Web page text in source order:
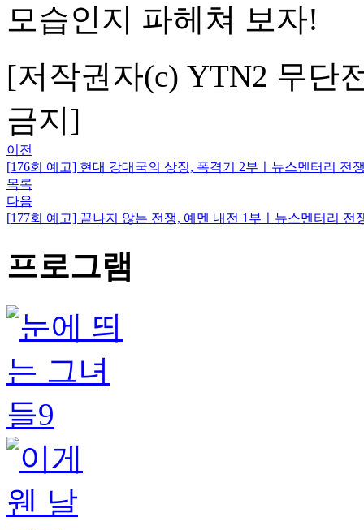
모습인지 파헤쳐 보자!
[저작권자(c) YTN2 무단
금지]
이전
[176회 예고] 현대 강대국의 상징, 폭격기 2부ㅣ뉴스멘터리 전
목록
다음
[177회 예고] 끝나지 않는 전쟁, 예멘 내전 1부ㅣ뉴스멘터리 전
프로그램